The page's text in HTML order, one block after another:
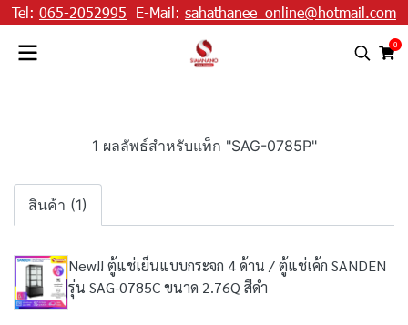
Tel: 065-2052995 E-Mail: sahathanee_online@hotmail.com
0
1 ผลลัพธ์สำหรับแท็ก "SAG-0785P"
สินค้า (1)
New!! ตู้แช่เย็นแบบกระจก 4 ด้าน / ตู้แช่เค้ก SANDEN
รุ่น SAG-0785C ขนาด 2.76Q สีดำ